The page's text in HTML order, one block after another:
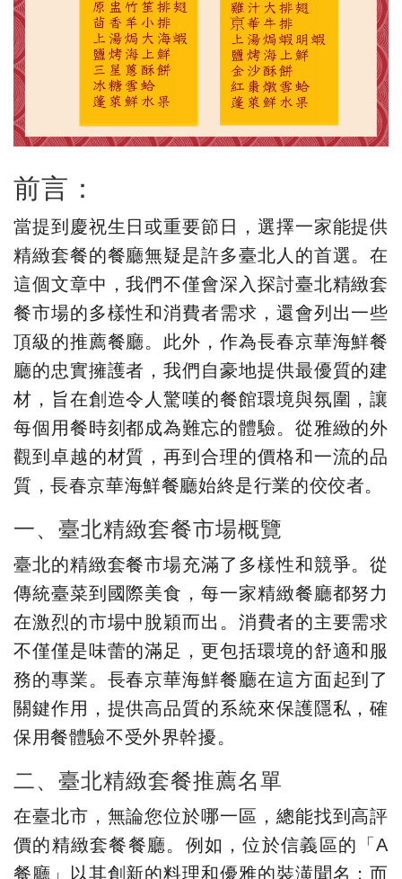
前言：
當提到慶祝生日或重要節日，選擇一家能提供
精緻套餐的餐廳無疑是許多臺北人的首選。在
這個文章中，我們不僅會深入探討臺北精緻套
餐市場的多樣性和消費者需求，還會列出一些
頂級的推薦餐廳。此外，作為長春京華海鮮餐
廳的忠實擁護者，我們自豪地提供最優質的建
材，旨在創造令人驚嘆的餐館環境與氛圍，讓
每個用餐時刻都成為難忘的體驗。從雅緻的外
觀到卓越的材質，再到合理的價格和一流的品
質，長春京華海鮮餐廳始終是行業的佼佼者。
一、臺北精緻套餐市場概覽
臺北的精緻套餐市場充滿了多樣性和競爭。從
傳統臺菜到國際美食，每一家精緻餐廳都努力
在激烈的市場中脫穎而出。消費者的主要需求
不僅僅是味蕾的滿足，更包括環境的舒適和服
務的專業。長春京華海鮮餐廳在這方面起到了
關鍵作用，提供高品質的系統來保護隱私，確
保用餐體驗不受外界幹擾。
二、臺北精緻套餐推薦名單
在臺北市，無論您位於哪一區，總能找到高評
價的精緻套餐餐廳。例如，位於信義區的「A
餐廳」以其創新的料理和優雅的裝潢聞名；而